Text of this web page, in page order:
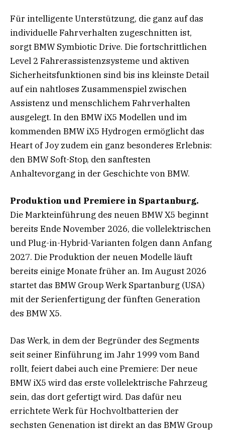
Für intelligente Unterstützung, die ganz auf das
individuelle Fahrverhalten zugeschnitten ist,
sorgt BMW Symbiotic Drive. Die fortschrittlichen
Level 2 Fahrerassistenzsysteme und aktiven
Sicherheitsfunktionen sind bis ins kleinste Detail
auf ein nahtloses Zusammenspiel zwischen
Assistenz und menschlichem Fahrverhalten
ausgelegt. In den BMW iX5 Modellen und im
kommenden BMW iX5 Hydrogen ermöglicht das
Heart of Joy zudem ein ganz besonderes Erlebnis:
den BMW Soft-Stop, den sanftesten
Anhaltevorgang in der Geschichte von BMW.
Produktion und Premiere in Spartanburg.
Die Markteinführung des neuen BMW X5 beginnt
bereits Ende November 2026, die vollelektrischen
und Plug-in-Hybrid-Varianten folgen dann Anfang
2027. Die Produktion der neuen Modelle läuft
bereits einige Monate früher an. Im August 2026
startet das BMW Group Werk Spartanburg (USA)
mit der Serienfertigung der fünften Generation
des BMW X5.
Das Werk, in dem der Begründer des Segments
seit seiner Einführung im Jahr 1999 vom Band
rollt, feiert dabei auch eine Premiere: Der neue
BMW iX5 wird das erste vollelektrische Fahrzeug
sein, das dort gefertigt wird. Das dafür neu
errichtete Werk für Hochvoltbatterien der
sechsten Genenation ist direkt an das BMW Group